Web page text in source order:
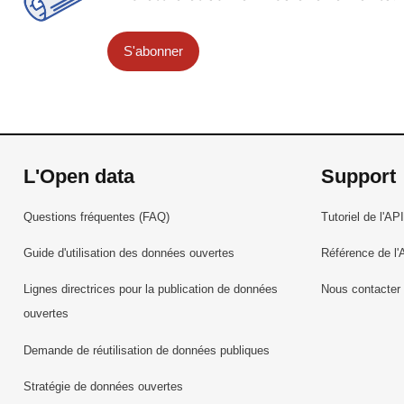
S'abonner
L'Open data
Questions fréquentes (FAQ)
Guide d'utilisation des données ouvertes
Lignes directrices pour la publication de données
ouvertes
Demande de réutilisation de données publiques
Stratégie de données ouvertes
Support
Tutoriel de l'API
Référence de
Nous contacter